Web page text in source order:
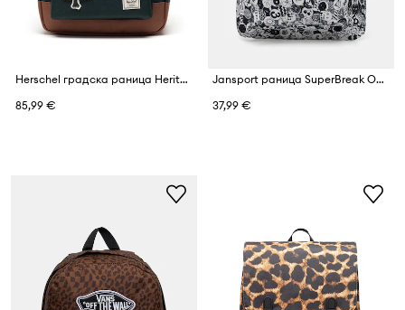
Herschel градска раница Heritage
85,99 €
Jansport раница SuperBreak One
37,99 €